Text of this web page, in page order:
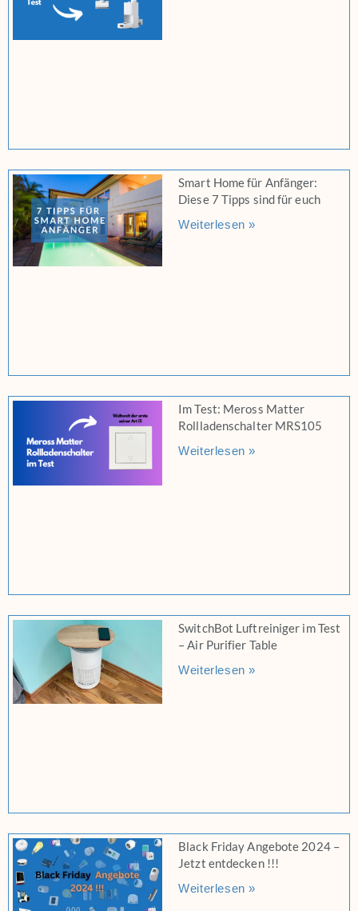
Smart Home für Anfänger:
Diese 7 Tipps sind für euch
Weiterlesen »
Im Test: Meross Matter
Rollladenschalter MRS105
Weiterlesen »
SwitchBot Luftreiniger im Test
– Air Purifier Table
Weiterlesen »
Black Friday Angebote 2024 –
Jetzt entdecken !!!
Weiterlesen »